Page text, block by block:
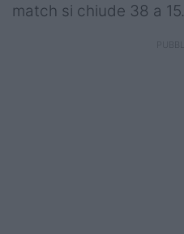
match si chiude 38 a 15.